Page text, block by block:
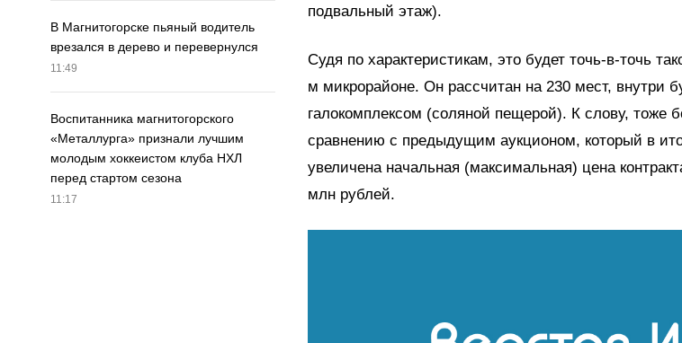
В Магнитогорске пьяный водитель
врезался в дерево и перевернулся
11:49
Воспитанника магнитогорского
«Металлурга» признали лучшим
молодым хоккеистом клуба НХЛ
перед стартом сезона
11:17
подвальный этаж).
Судя по характеристикам, это будет точь-в-точь
м микрорайоне. Он рассчитан на 230 мест, внутри
галокомплексом (соляной пещерой). К слову, тоже
сравнению с предыдущим аукционом, который в
увеличена начальная (максимальная) цена
млн рублей.